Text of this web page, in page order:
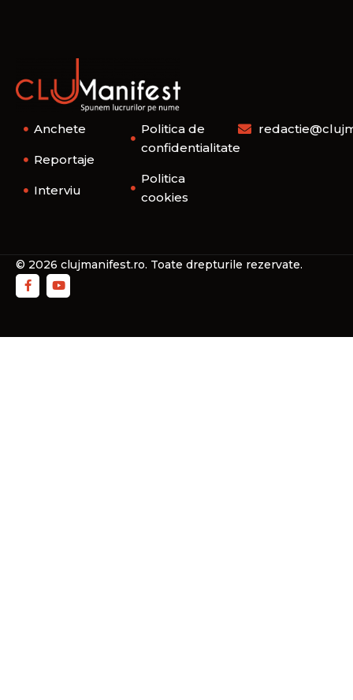
Anchete
Reportaje
Interviu
Politica de
confidentialitate
Politica
cookies
© 2026 clujmanifest.ro. Toate drepturile rezervate.